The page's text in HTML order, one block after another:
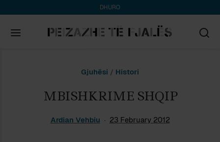
DHURO
Gjuhësi / Histori
MBISHKRIME SHQIP
Ardian Vehbiu 23 February 2012